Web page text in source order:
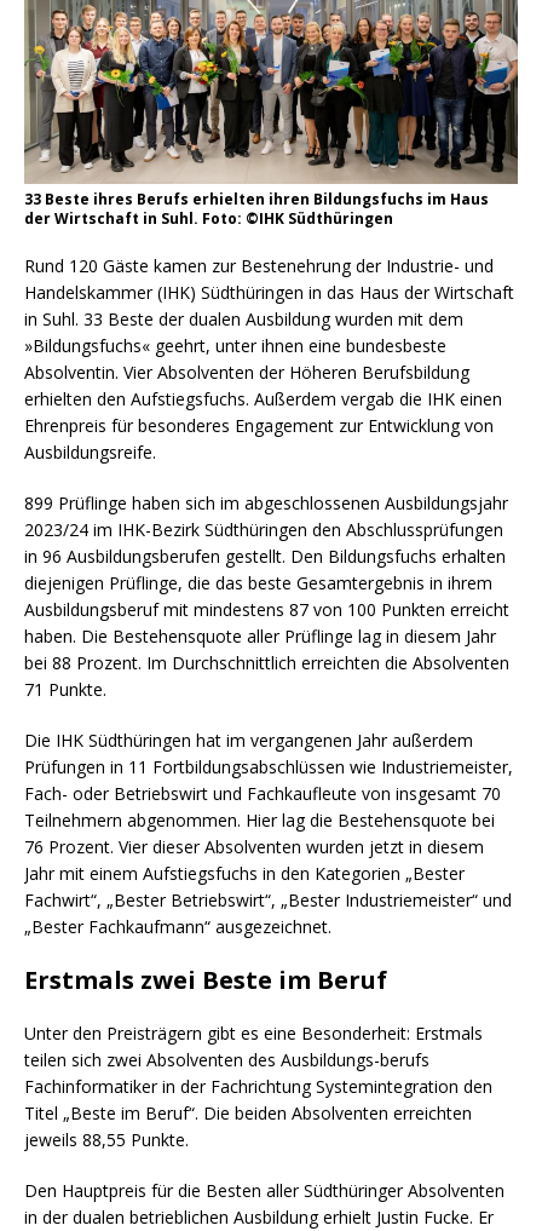
33 Beste ihres Berufs erhielten ihren Bildungsfuchs im Haus
der Wirtschaft in Suhl. Foto: ©IHK Südthüringen
Rund 120 Gäste kamen zur Bestenehrung der Industrie- und
Handelskammer (IHK) Südthüringen in das Haus der Wirtschaft
in Suhl. 33 Beste der dualen Ausbildung wurden mit dem
»Bildungsfuchs« geehrt, unter ihnen eine bundesbeste
Absolventin. Vier Absolventen der Höheren Berufsbildung
erhielten den Aufstiegsfuchs. Außerdem vergab die IHK einen
Ehrenpreis für besonderes Engagement zur Entwicklung von
Ausbildungsreife.
899 Prüflinge haben sich im abgeschlossenen Ausbildungsjahr
2023/24 im IHK-Bezirk Südthüringen den Abschlussprüfungen
in 96 Ausbildungsberufen gestellt. Den Bildungsfuchs erhalten
diejenigen Prüflinge, die das beste Gesamtergebnis in ihrem
Ausbildungsberuf mit mindestens 87 von 100 Punkten erreicht
haben. Die Bestehensquote aller Prüflinge lag in diesem Jahr
bei 88 Prozent. Im Durchschnittlich erreichten die Absolventen
71 Punkte.
Die IHK Südthüringen hat im vergangenen Jahr außerdem
Prüfungen in 11 Fortbildungsabschlüssen wie Industriemeister,
Fach- oder Betriebswirt und Fachkaufleute von insgesamt 70
Teilnehmern abgenommen. Hier lag die Bestehensquote bei
76 Prozent. Vier dieser Absolventen wurden jetzt in diesem
Jahr mit einem Aufstiegsfuchs in den Kategorien „Bester
Fachwirt“, „Bester Betriebswirt“, „Bester Industriemeister“ und
„Bester Fachkaufmann“ ausgezeichnet.
Erstmals zwei Beste im Beruf
Unter den Preisträgern gibt es eine Besonderheit: Erstmals
teilen sich zwei Absolventen des Ausbildungs-berufs
Fachinformatiker in der Fachrichtung Systemintegration den
Titel „Beste im Beruf“. Die beiden Absolventen erreichten
jeweils 88,55 Punkte.
Den Hauptpreis für die Besten aller Südthüringer Absolventen
in der dualen betrieblichen Ausbildung erhielt Justin Fucke. Er